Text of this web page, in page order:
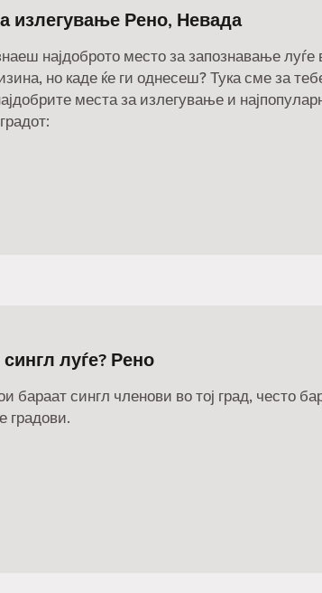
излегување Рено, Невада
најдоброто место за запознавање луѓе
но каде ќе ги однесеш? Тука сме за
места за излегување и
луѓе? Рено
бараат сингл членови во тој град, често
градови.